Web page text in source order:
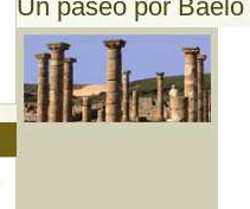
Un paseo por